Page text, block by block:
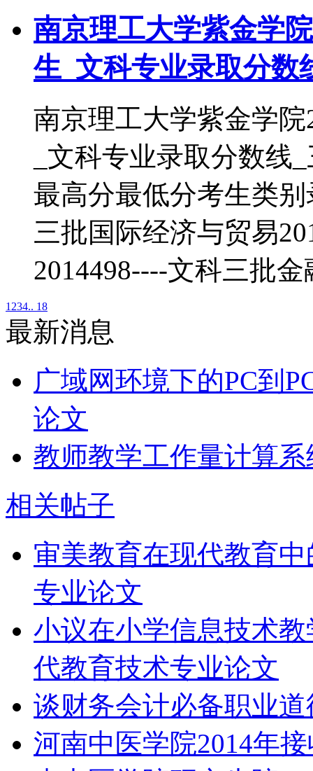
南京理工大学紫金学
生_文科专业录取分数
南京理工大学紫金学
_文科专业录取分数
最高分最低分考生类
三批国际经济与贸易
2014498----文科三批
1 234.. 18
最新消息
广域网环境下的PC到
论文
教师教学工作量计算
相关帖子
审美教育在现代教育
专业论文
小议在小学信息技术
代教育技术专业论文
谈财务会计必备职业
河南中医学院2014年